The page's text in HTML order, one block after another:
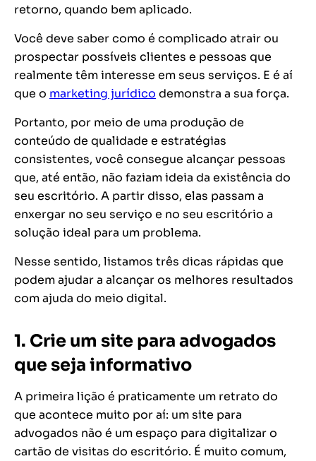
retorno, quando bem aplicado.
Você deve saber como é complicado atrair ou
prospectar possíveis clientes e pessoas que
realmente têm interesse em seus serviços. E é aí
que o marketing jurídico demonstra a sua força.
Portanto, por meio de uma produção de
conteúdo de qualidade e estratégias
consistentes, você consegue alcançar pessoas
que, até então, não faziam ideia da existência do
seu escritório. A partir disso, elas passam a
enxergar no seu serviço e no seu escritório a
solução ideal para um problema.
Nesse sentido, listamos três dicas rápidas que
podem ajudar a alcançar os melhores resultados
com ajuda do meio digital.
1. Crie um site para advogados
que seja informativo
A primeira lição é praticamente um retrato do
que acontece muito por aí: um site para
advogados não é um espaço para digitalizar o
cartão de visitas do escritório. É muito comum,